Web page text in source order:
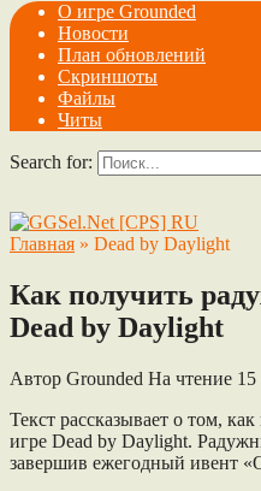
О игре Grounded
Новости
План обновлений
Скриншоты
Файлы
Читы
Search for:
Главная » Dead by Daylight
Как получить
Dead by Daylight
Автор Grounded На чтение
Текст рассказывает о том,
игре Dead by Daylight.
завершив ежегодный ивент